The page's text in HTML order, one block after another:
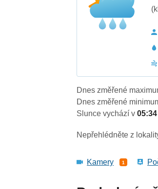
Dnes změřené
Dnes změřené
Slunce vychází v
Nepřehlédněte z
Kamery 1